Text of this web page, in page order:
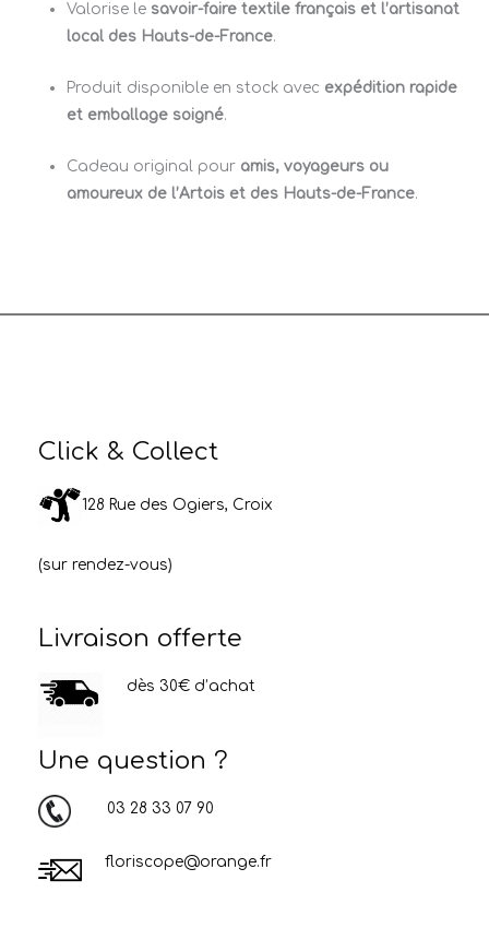
Valorise le savoir-faire textile français et l’artisanat
local des Hauts-de-France.
Produit disponible en stock avec expédition rapide
et emballage soigné.
Cadeau original pour amis, voyageurs ou
amoureux de l’Artois et des Hauts-de-France.
Click & Collect
128 Rue des Ogiers, Croix
(sur rendez-vous)
Livraison offerte
dès 30€ d’achat
Une question ?
03 28 33 07 90
floriscope@orange.fr